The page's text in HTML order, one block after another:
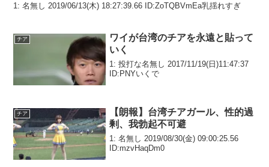
1: 名無し 2019/06/13(木) 18:27:39.66 ID:ZoTQBVmEa乳揺れすぎ
チア
ワイが台湾のチアを永遠と貼って
いく
1: 投打な名無し 2017/11/19(日)11:47:37
ID:PNYいくで
チア
【朗報】台湾チアガール、性的過
剰、我勃起不可避
1: 名無し 2019/08/30(金) 09:00:25.56
ID:mzvHaqDm0